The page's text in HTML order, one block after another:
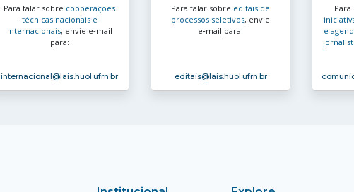
Para falar sobre cooperações
técnicas nacionais e
internacionais, envie e‑mail
para:
internacional@lais.huol.ufrn.br
Para falar sobre editais de
processos seletivos, envie
e‑mail para:
editais@lais.huol.ufrn.br
e